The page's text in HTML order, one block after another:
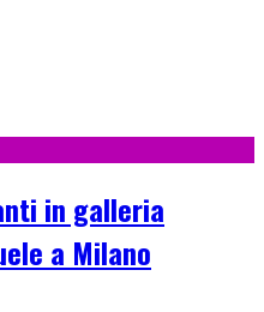
in galleria
a Milano